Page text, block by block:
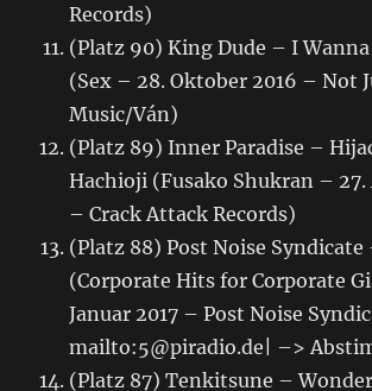
Records)
(Platz 90) King Dude – I
(Sex – 28. Oktober 2016 – Not
Music/Ván)
(Platz 89) Inner Paradise –
Hachioji (Fusako Shukran – 27.
– Crack Attack Records)
(Platz 88) Post Noise Syndicate
(Corporate Hits for Corporate
Januar 2017 – Post Noise
mailto:5@piradio.de| –>
(Platz 87) Tenkitsune –